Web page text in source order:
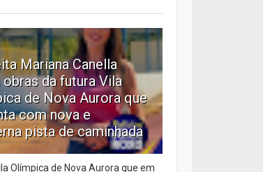
Mariana Canella
da futura Vila
de Nova Aurora que
com nova e
pista de caminhada
Olímpica de Nova Aurora que em